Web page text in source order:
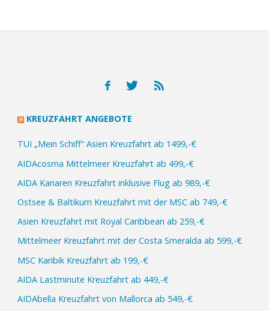
KREUZFAHRT ANGEBOTE
TUI „Mein Schiff“ Asien Kreuzfahrt ab 1499,-€
AIDAcosma Mittelmeer Kreuzfahrt ab 499,-€
AIDA Kanaren Kreuzfahrt inklusive Flug ab 989,-€
Ostsee & Baltikum Kreuzfahrt mit der MSC ab 749,-€
Asien Kreuzfahrt mit Royal Caribbean ab 259,-€
Mittelmeer Kreuzfahrt mit der Costa Smeralda ab 599,-€
MSC Karibik Kreuzfahrt ab 199,-€
AIDA Lastminute Kreuzfahrt ab 449,-€
AIDAbella Kreuzfahrt von Mallorca ab 549,-€